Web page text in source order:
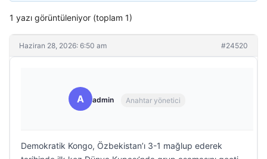
1 yazı görüntüleniyor (toplam 1)
Haziran 28, 2026: 6:50 am #24520
A admin Anahtar yönetici
Demokratik Kongo, Özbekistan’ı 3-1 mağlup ederek